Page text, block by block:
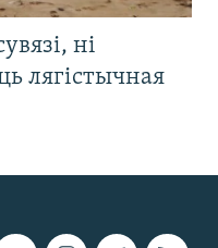
ні
лягістычная